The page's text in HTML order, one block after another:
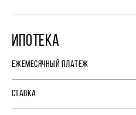
ИПОТЕКА
ЕЖЕМЕСЯЧНЫЙ ПЛАТЕЖ
СТАВКА